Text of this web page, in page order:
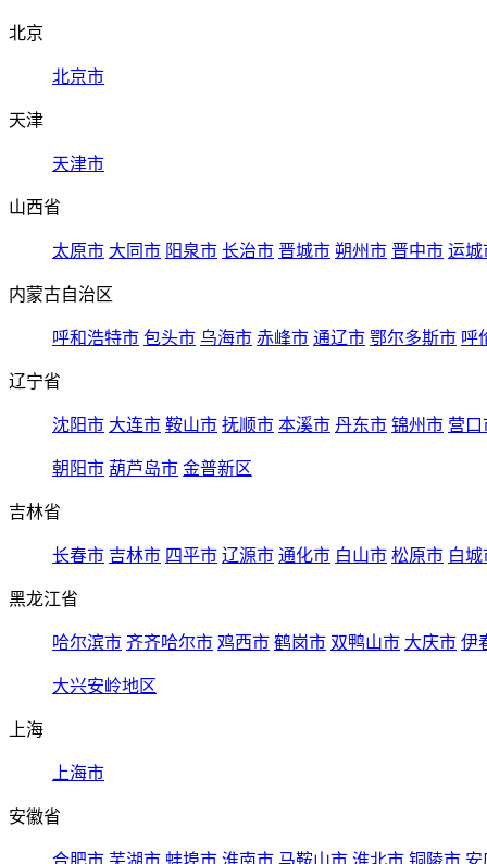
北京
北京市
天津
天津市
山西省
太原市 大同市 阳泉市 长治市 晋城市 朔州市 晋中市 运城
内蒙古自治区
呼和浩特市 包头市 乌海市 赤峰市 通辽市 鄂尔多斯市 呼
辽宁省
沈阳市 大连市 鞍山市 抚顺市 本溪市 丹东市 锦州市 营口
朝阳市 葫芦岛市 金普新区
吉林省
长春市 吉林市 四平市 辽源市 通化市 白山市 松原市 白城
黑龙江省
哈尔滨市 齐齐哈尔市 鸡西市 鹤岗市 双鸭山市 大庆市 伊
大兴安岭地区
上海
上海市
安徽省
合肥市 芜湖市 蚌埠市 淮南市 马鞍山市 淮北市 铜陵市 安